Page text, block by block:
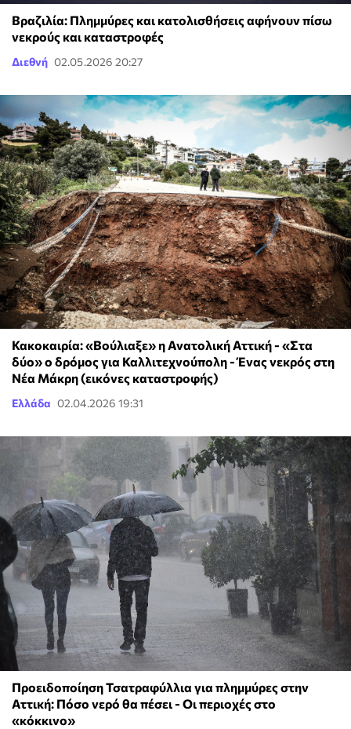
Βραζιλία: Πλημμύρες και κατολισθήσεις αφήνουν πίσω
νεκρούς και καταστροφές
Διεθνή 02.05.2026 20:27
Κακοκαιρία: «Βούλιαξε» η Ανατολική Αττική - «Στα
δύο» ο δρόμος για Καλλιτεχνούπολη - Ένας νεκρός στη
Νέα Μάκρη (εικόνες καταστροφής)
Ελλάδα 02.04.2026 19:31
Προειδοποίηση Τσατραφύλλια για πλημμύρες στην
Αττική: Πόσο νερό θα πέσει - Οι περιοχές στο
«κόκκινο»